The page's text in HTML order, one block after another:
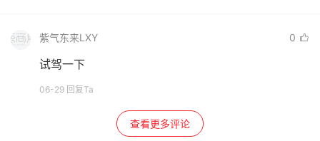
紫气东来LXY 0
试驾一下
06-29 回复Ta
查看更多评论